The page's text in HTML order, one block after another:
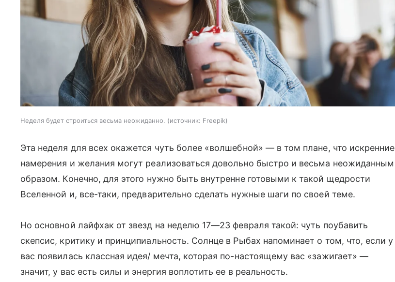
Неделя будет строиться весьма неожиданно. источник: Freepik
Эта неделя для всех окажется чуть более «волшебной» — в том плане, что искренние
намерения и желания могут реализоваться довольно быстро и весьма неожиданным
образом. Конечно, для этого нужно быть внутренне готовыми к такой щедрости
Вселенной и, все-таки, предварительно сделать нужные шаги по своей теме.
Но основной лайфхак от звезд на неделю 17—23 февраля такой: чуть поубавить
скепсис, критику и принципиальность. Солнце в Рыбах напоминает о том, что, если у
вас появилась классная идея/ мечта, которая по-настоящему вас «зажигает» —
значит, у вас есть силы и энергия воплотить ее в реальность.